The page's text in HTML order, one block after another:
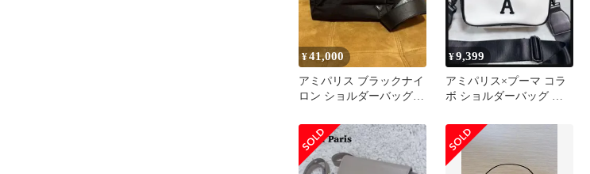
¥41,000
アミパリス ブラックナイ
ロン ショルダーバッグ
¥9,399
アミパリス×プーマ コラ
ボ ショルダーバッグ 白
グ